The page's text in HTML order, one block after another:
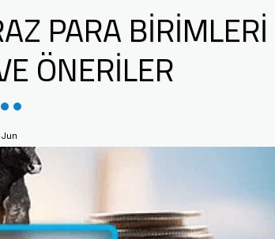
PARA
ÖNERILER
Jun